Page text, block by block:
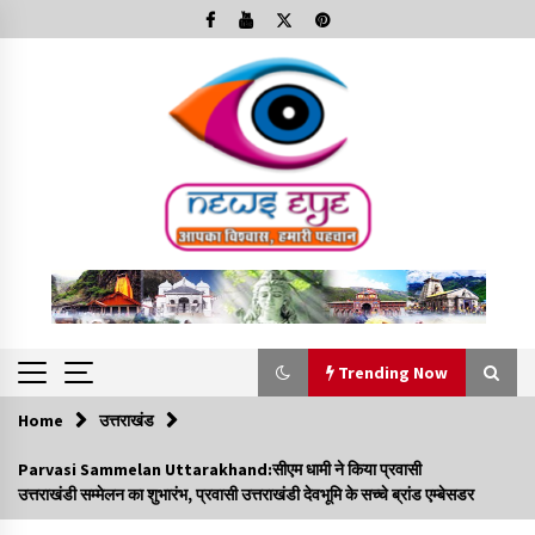
to
Trending Now
Trending Now
Minorities Rights Day : विश्व अल्पसंख्यक अधिकार दिवस
कार्यक्रम में शामिल हुए सीएम,आधुनिक मदरसों का नाम अब्दुल कलाम के नाम
Home उत्तराखंड
Parvasi Sammelan Uttarakhand:सीएम धामी ने किया प्रवासी
उत्तराखंडी सम्मेलन का शुभारंभ, प्रवासी उत्तराखंडी देवभूमि के सच्चे ब्रांड एम्बेसडर